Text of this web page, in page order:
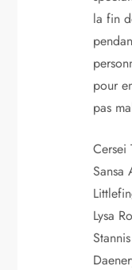
la fin
pour
pas
Cersei
Sansa
Lysa